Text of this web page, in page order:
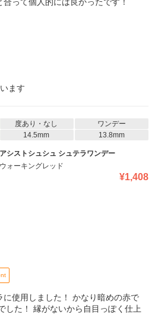
ます
度あり・なし
ワンデー
14.5mm
13.8mm
アシストシュシュ シュテラワンデー
ウォーキングレッド
¥1,408
使用しました！ かなり暗めの赤で
した！ 縁がないから自目っぽく仕上